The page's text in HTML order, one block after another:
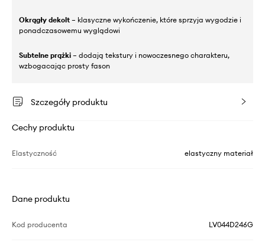
Okrągły dekolt – klasyczne wykończenie, które sprzyja wygodzie i
ponadczasowemu wyglądowi
Subtelne prążki – dodają tekstury i nowoczesnego charakteru,
wzbogacając prosty fason
Szczegóły produktu
Cechy produktu
Elastyczność elastyczny materiał
Dane produktu
Kod producenta LV044D246G